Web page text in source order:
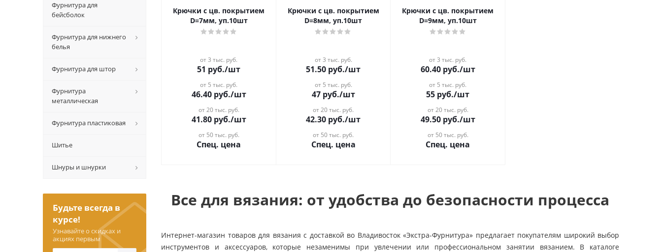
Крючки с цв. покрытием
D=7мм, уп.10шт
от 3 тыс. руб.
51 руб./шт
от 5 тыс. руб.
46.40руб./шт
от 20 тыс. руб.
41.80руб./шт
от 50 тыс. руб.
Спец. цена
Крючки с цв. покрытием
D=8мм, уп.10шт
от 3 тыс. руб.
51.50 руб./шт
от 5 тыс. руб.
47руб./шт
от 20 тыс. руб.
42.30 руб./шт
от 50 тыс. руб.
Спец. цена
Крючки с цв. покрытием
D=9мм, уп.10шт
от 3 тыс. руб.
60.40руб./шт
от 5 тыс. руб.
55 руб./шт
от 20 тыс. руб.
49.50руб./шт
от 50 тыс. руб.
Спец. цена
Все для вязания: от удобства до безопасности процесса
Интернет-магазин товаров для вязания с доставкой во Владивосток «Экстра-Фурнитура» предлагает покупателям широкий выбор
инструментов и аксессуаров, которые незаменимы при увлечении или профессиональном занятии вязанием. В каталоге
Фурнитура для
бейсболок
Фурнитура для нижнего
белья
Фурнитура для штор
Фурнитура
металлическая
Фурнитура пластиковая
Шитье
Шнуры и шнурки
Будьте всегда в
курсе!
Узнавайте о скидках и
акциях первым